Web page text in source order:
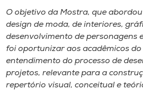
Biblioteca
Editora
Rádio
O objetivo da Mostra, que
design de moda, de interiores,
desenvolvimento de personagens
foi oportunizar aos acadêmicos do
entendimento do processo de
projetos, relevante para a
repertório visual, conceitual e